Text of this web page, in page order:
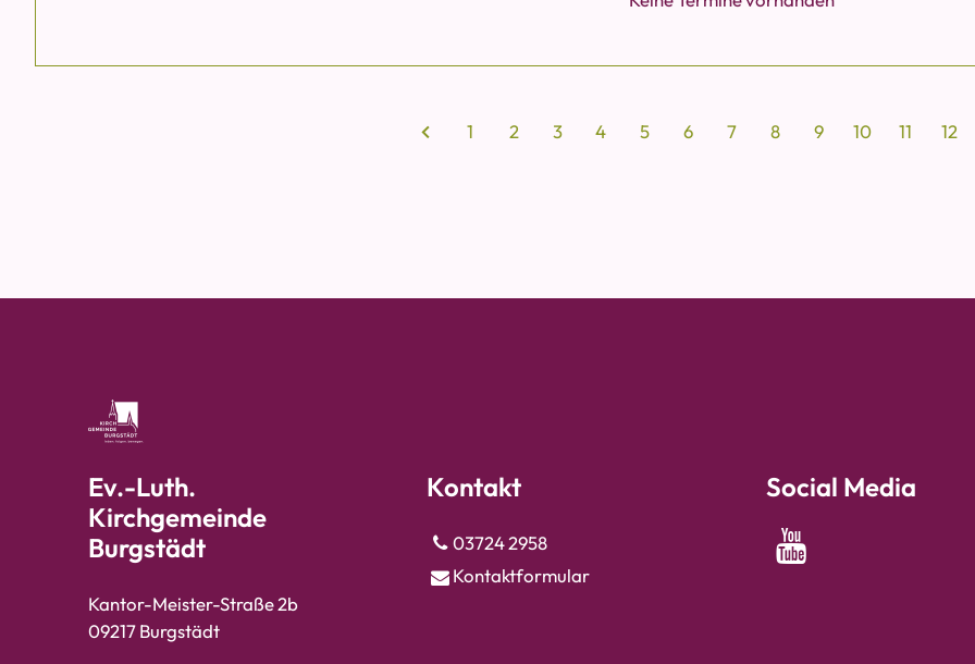
1 2 3 4 5 6 7 8 9 10 11 12
Ev.-Luth.
Kirchgemeinde
Burgstädt
Kantor-Meister-Straße 2b
09217 Burgstädt
Kontakt
03724 2958
Kontaktformular
Social Media